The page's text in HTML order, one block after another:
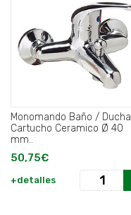
Monomando Baño / Ducha
Cartucho Ceramico Ø 40
mm..
50,75€
+detalles